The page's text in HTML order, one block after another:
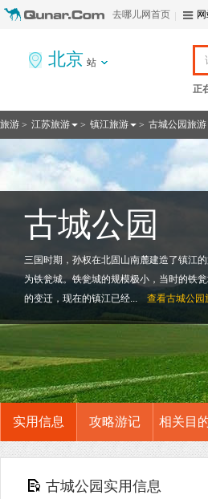
去哪儿网首页
北京 站
正
旅游 > 江苏旅游 > 镇江旅游 > 古城公园旅游
古城公园
三国时期，孙权在北固山南麓建造了镇江
为铁瓮城。铁瓮城的规模极小，当时的铁
的变迁，现在的镇江已经...
查看古城公园
实用信息 攻略游记 相关目
古城公园实用信息